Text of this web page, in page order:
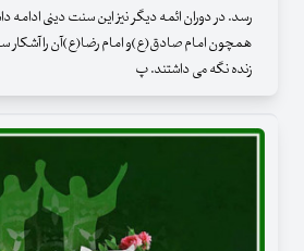
رسد. در دوران ائمه دیگر نیز این سنت دینی ادامه
همچون امام صادق(ع)و امام رضا(ع)آن را آشکار
زنده نگه می داشتند. پ